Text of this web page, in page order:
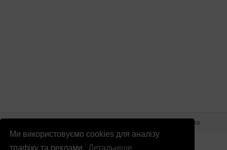
Ми використовуємо cookies для аналізу
трафіку та реклами. Детальніше
© Патріоти України 2026 Правова інформація
Реклама
info@patrioty.org.ua